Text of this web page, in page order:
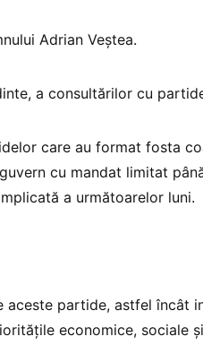
Adrian Veștea.
a consultărilor cu
care au format fosta
cu mandat limitat
a următoarelor luni.
aceste partide, astfel încât
economice, sociale